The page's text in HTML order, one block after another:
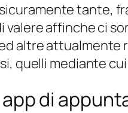
tante,
affinche ci
altre
quelli mediante
di